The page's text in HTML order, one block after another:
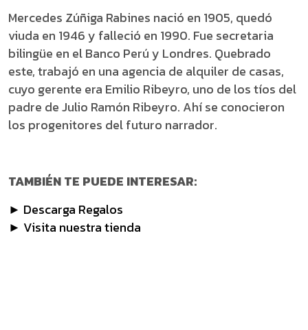
Mercedes Zúñiga Rabines nació en 1905, quedó
viuda en 1946 y falleció en 1990. Fue secretaria
bilingüe en el Banco Perú y Londres. Quebrado
este, trabajó en una agencia de alquiler de casas,
cuyo gerente era Emilio Ribeyro, uno de los tíos del
padre de Julio Ramón Ribeyro. Ahí se conocieron
los progenitores del futuro narrador.
TAMBIÉN TE PUEDE INTERESAR:
► Descarga Regalos
► Visita nuestra tienda